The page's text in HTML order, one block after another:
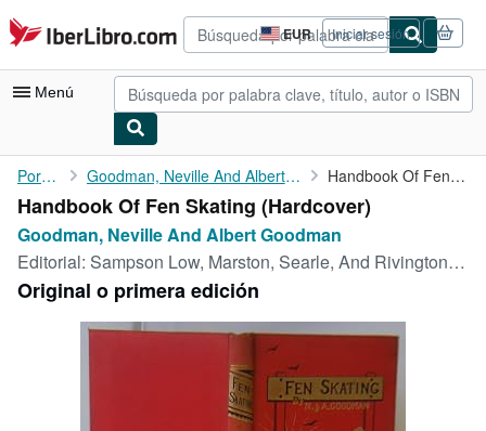
Pasar al contenido principal
IberLibro.com EUR
Preferencias
de
compra
del
Iniciar sesión
Menú
Mi cuenta
Consultar mis pedidos
Búsqueda avanzada
Colecciones
Libros antiguos
Portada Goodman, Neville And Albert Goodman Handbook Of Fen Skating
Handbook Of Fen Skating (Hardcover)
Goodman, Neville And Albert Goodman
Editorial: Sampson Low, Marston, Searle, And Rivington, London, 1882
Original o primera edición